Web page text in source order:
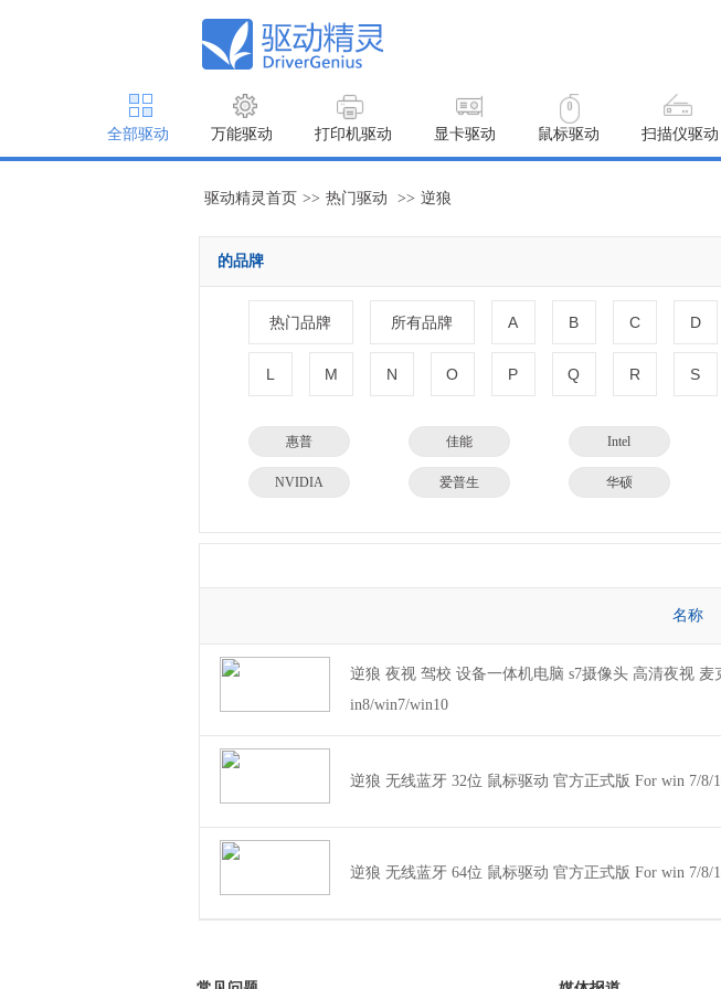
全部驱动 万能驱动 打印机驱动 显卡驱动 鼠标驱动 扫描仪驱动
驱动精灵首页 >> 热门驱动 >> 逆狼
的品牌
热门品牌 所有品牌 A B C D
L M N O P Q R S
惠普 佳能 Intel
NVIDIA 爱普生 华硕
名称
逆狼 夜视 驾校 设备一体机电脑 s7摄像头 高清夜视
in8/win7/win10
逆狼 无线蓝牙 32位 鼠标驱动 官方正式版 For win 7/8/
逆狼 无线蓝牙 64位 鼠标驱动 官方正式版 For win 7/8/